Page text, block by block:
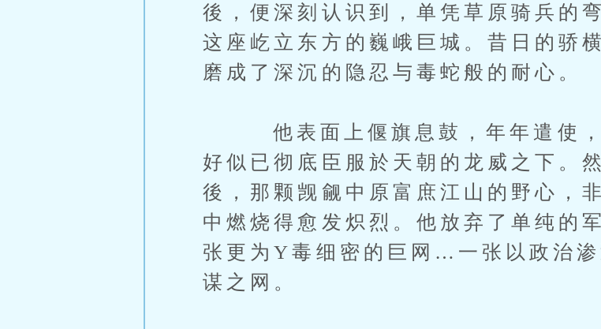
後，便深刻认识到，单凭草原骑兵的
这座屹立东方的巍峨巨城。昔日的骄
磨成了深沉的隐忍与毒蛇般的耐心。
他表面上偃旗息鼓，年年遣使，
好似已彻底臣服於天朝的龙威之下。
後，那颗觊觎中原富庶江山的野心，
中燃烧得愈发炽烈。他放弃了单纯的
张更为Y毒细密的巨网…一张以政治
谋之网。